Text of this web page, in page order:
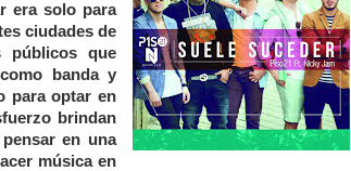
era solo para
ciudades de
públicos que
banda y
para optar en
brindan
en una
música en